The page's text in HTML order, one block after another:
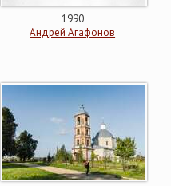
1990
Андрей Агафонов